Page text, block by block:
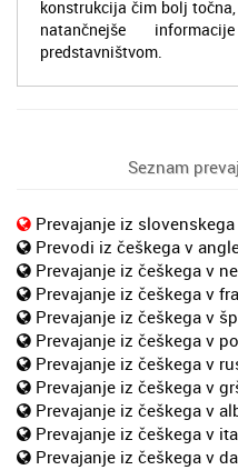
konstrukcija čim bolj
natančnejše
predstavništvom.
Seznam
Prevajanje iz
Prevodi iz češkega v
Prevajanje iz češkega v
Prevajanje iz češkega v
Prevajanje iz češkega v
Prevajanje iz češkega v
Prevajanje iz češkega v
Prevajanje iz češkega v
Prevajanje iz češkega v
Prevajanje iz češkega v
Prevajanje iz češkega v